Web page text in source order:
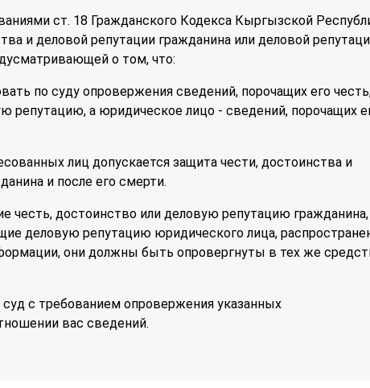
ст. 18 Гражданского Кодекса Кыргызской
и деловой репутации гражданина или деловой
о том, что:
по суду опровержения сведений, порочащих его
репутацию, а юридическое лицо - сведений, порочащих
лиц допускается защита чести, достоинства и
и после его смерти.
честь, достоинство или деловую репутацию гражданина,
деловую репутацию юридического лица,
они должны быть опровергнуты в тех же
с требованием опровержения указанных
вас сведений.